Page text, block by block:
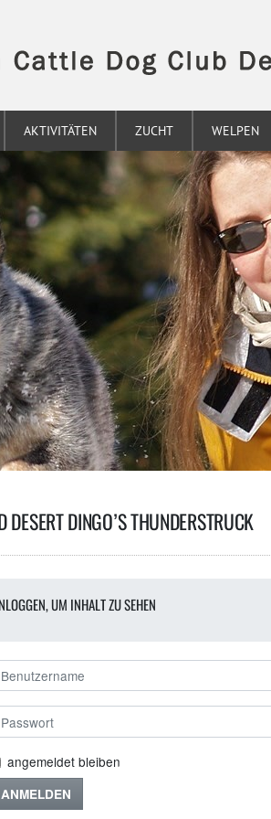
AKTIVITÄTEN ZUCHT WELPEN
DESERT DINGO’S THUNDERSTRUCK
UM INHALT ZU SEHEN
angemeldet bleiben
ANMELDEN